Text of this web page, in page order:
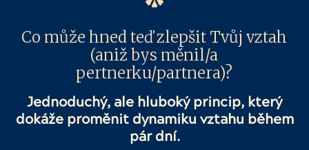
Co může hned teď zlepšit Tvůj vztah
(aniž bys měnil/a
pertnerku/partnera)?
Jednoduchý, ale hluboký princip, který
dokáže proměnit dynamiku vztahu během
pár dní.